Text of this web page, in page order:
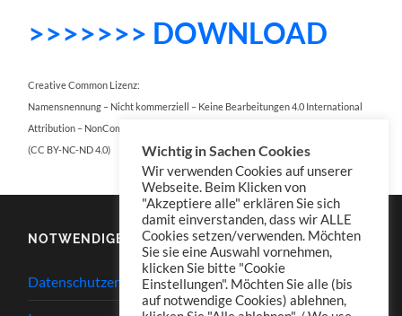
>>>>>>> DOWNLOAD
Creative Common Lizenz:
Namensnennung – Nicht kommerziell – Keine Bearbeitungen 4.0 International
Attribution – NonCommercial – NoDerivatives 4.0 International
(CC BY-NC-ND 4.0)
NOTWENDIGES
Datenschutzerklärung
Wichtig in Sachen Cookies
Wir verwenden Cookies auf unserer
Webseite. Beim Klicken von
"Akzeptiere alle" erklären Sie sich
damit einverstanden, dass wir ALLE
Cookies setzen/verwenden. Möchten
Sie sie eine Auswahl vornehmen,
klicken Sie bitte "Cookie
Einstellungen". Möchten Sie alle (bis
auf notwendige Cookies) ablehnen,